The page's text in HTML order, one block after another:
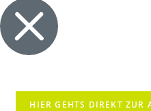
HIER GEHTS DIREKT ZUR